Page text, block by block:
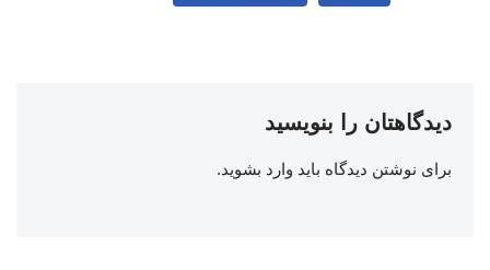
دیدگاهتان را بنویسید
برای نوشتن دیدگاه باید وارد بشوید.